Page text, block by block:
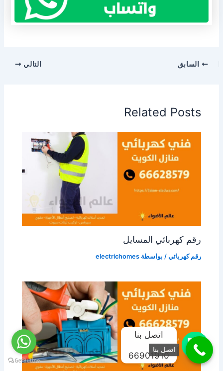
السابق التالي
Related Posts
رقم كهربائي المسايل
رقم كهربائي / بواسطة electrichomes
اتصل بنا
اتصل بنا
66901910